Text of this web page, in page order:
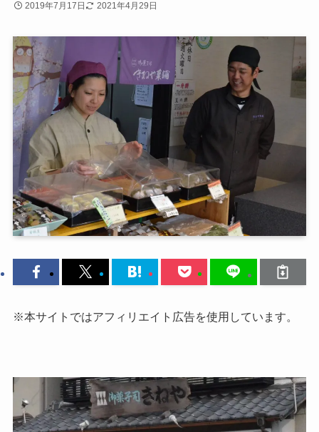
2019年7月17日 2021年4月29日
※本サイトではアフィリエイト広告を使用しています。